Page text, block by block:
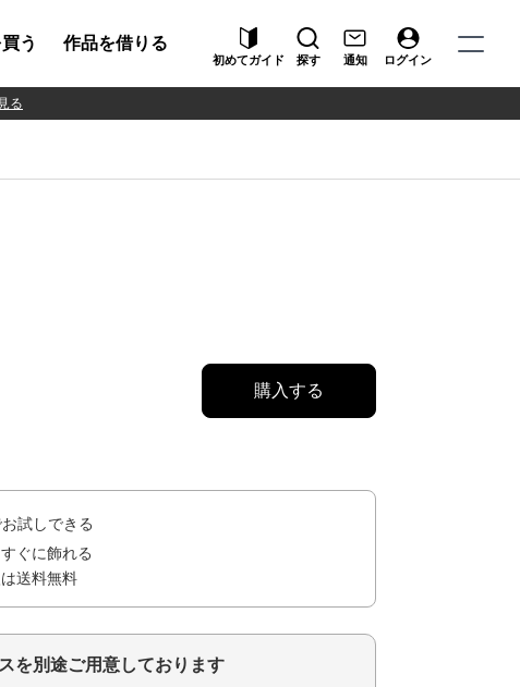
う 作品を借りる
初めてガイド 探す 通知 ログイン
る
購入する
試しできる
ぐに飾れる
送料無料
を別途ご用意しております